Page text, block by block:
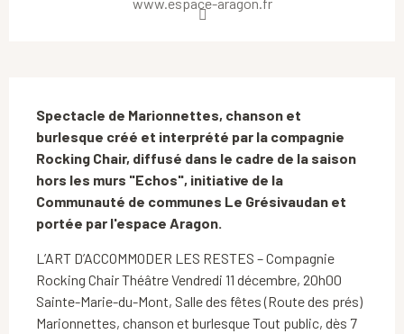
Spectacle de Marionnettes, chanson et
burlesque créé et interprété par la compagnie
Rocking Chair, diffusé dans le cadre de la saison
hors les murs "Echos", initiative de la
Communauté de communes Le Grésivaudan et
portée par l'espace Aragon.
L’ART D’ACCOMMODER LES RESTES – Compagnie
Rocking Chair Théâtre Vendredi 11 décembre, 20h00
Sainte-Marie-du-Mont, Salle des fêtes (Route des prés)
Marionnettes, chanson et burlesque Tout public, dès 7